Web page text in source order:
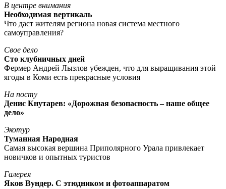
В центре внимания
Необходимая вертикаль
Что даст жителям региона новая система местного
самоуправления?
Свое дело
Сто клубничных дней
Фермер Андрей Лызлов убежден, что для выращивания этой
ягоды в Коми есть прекрасные условия
На посту
Денис Кнутарев: «Дорожная безопасность – наше общее
дело»
Экотур
Туманная Народная
Самая высокая вершина Приполярного Урала привлекает
новичков и опытных туристов
Галерея
Яков Вундер. С этюдником и фотоаппаратом